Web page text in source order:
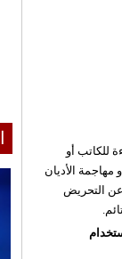
للكاتب أو
الأديان
عن التحريض